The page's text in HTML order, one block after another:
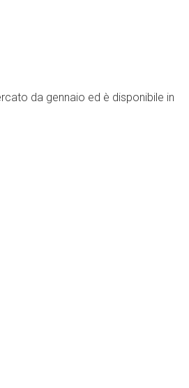
da gennaio ed è disponibile in